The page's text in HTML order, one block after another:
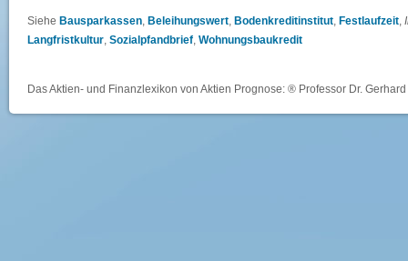
Siehe Bausparkassen, Beleihungswert, Bodenkreditinstitut, Festlaufzeit,
Langfristkultur, Sozialpfandbrief, Wohnungsbaukredit
Das Aktien- und Finanzlexikon von Aktien Prognose: ® Professor Dr.